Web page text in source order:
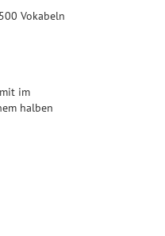
Vokabeln
im
halben